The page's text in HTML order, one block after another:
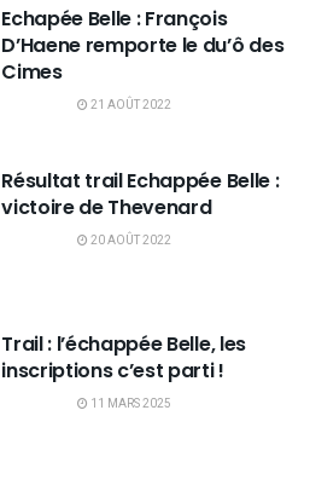
Echapée Belle : François
D’Haene remporte le du’ô des
Cimes
21 AOÛT 2022
Résultat trail Echappée Belle :
victoire de Thevenard
20 AOÛT 2022
Trail : l’échappée Belle, les
inscriptions c’est parti !
11 MARS 2025